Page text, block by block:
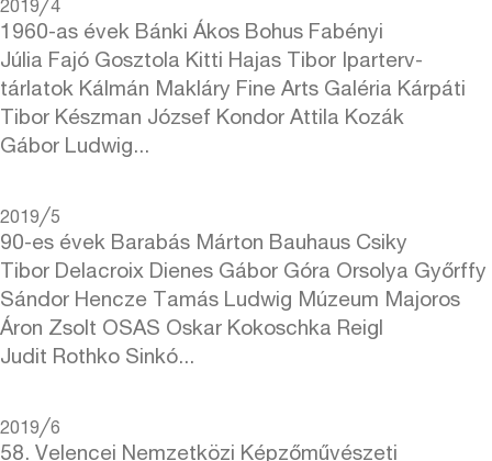
2019╱4
1960-as évek Bánki Ákos Bohus Fabényi
Júlia Fajó Gosztola Kitti Hajas Tibor Iparterv-
tárlatok Kálmán Makláry Fine Arts Galéria Kárpáti
Tibor Készman József Kondor Attila Kozák
Gábor Ludwig...
2019╱5
90-es évek Barabás Márton Bauhaus Csiky
Tibor Delacroix Dienes Gábor Góra Orsolya Győrffy
Sándor Hencze Tamás Ludwig Múzeum Majoros
Áron Zsolt OSAS Oskar Kokoschka Reigl
Judit Rothko Sinkó...
2019╱6
58. Velencei Nemzetközi Képzőművészeti